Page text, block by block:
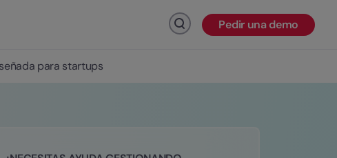
Haz click para buscar
Pedir una demo
para startups